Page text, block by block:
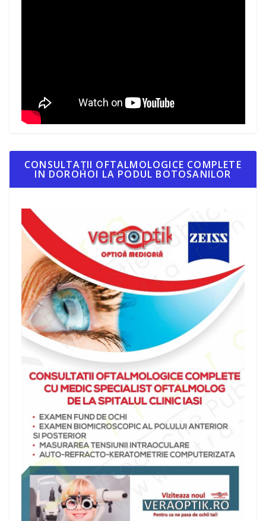
CONSULTAȚII OFTALMOLOGICE COMPLETE
IN DOROHOI LA PODUL BOTOSANILOR